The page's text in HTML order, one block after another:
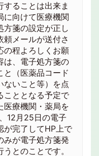
ることは出来ま
に向けて医療機関
方箋の設定が正し
頼メールが送付さ
の程よろしくお願
は、電子処方箋の
と（医薬品コード
ないこと等）を点
こととなる予定で
医療機関・薬局を
12月25日の電子
が完了してHP上で
みが電子処方箋発
とのことです。